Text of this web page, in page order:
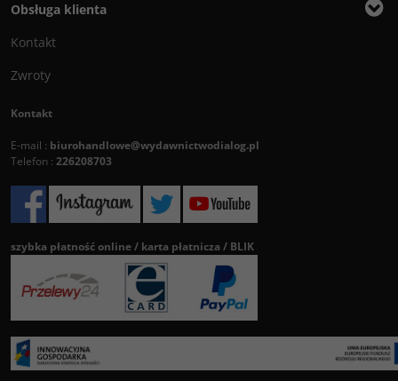
Obsługa klienta
Kontakt
Zwroty
Kontakt
E-mail : biurohandlowe@wydawnictwodialog.pl
Telefon : 226208703
szybka płatność online / karta płatnicza / BLIK